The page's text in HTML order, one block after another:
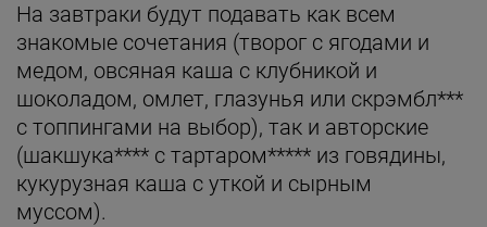
На завтраки будут подавать как всем
знакомые сочетания (творог с ягодами и
медом, овсяная каша с клубникой и
шоколадом, омлет, глазунья или скрэмбл***
с топпингами на выбор), так и авторские
(шакшука**** с тартаром***** из говядины,
кукурузная каша с уткой и сырным
муссом).